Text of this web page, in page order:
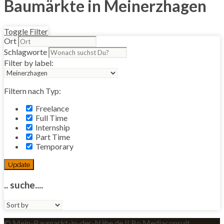
Baumärkte in Meinerzhagen
Toggle Filter
Ort
Schlagworte
Filter by label:
Filtern nach Typ:
Freelance
Full Time
Internship
Part Time
Temporary
Update
.. suche....
Sort